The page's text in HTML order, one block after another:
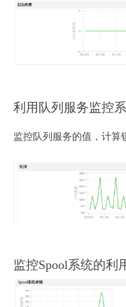
利用队列服务监控
监控队列服务的值，计算
监控Spool系统的利